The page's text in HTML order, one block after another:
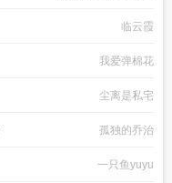
临云霞
我爱弹棉花
尘离是私宅
孤独的乔治
一只鱼yuyu